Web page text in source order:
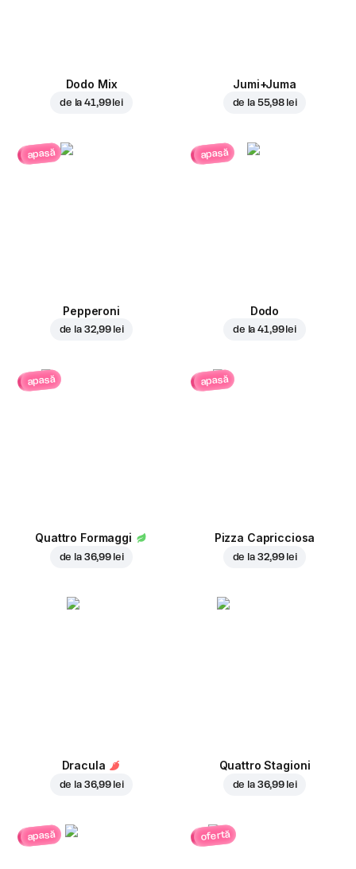
Dodo Mix
de la41,99 lei
Jumi+Juma
de la 55,98 lei
apasă
Pepperoni
de la 32,99 lei
apasă
Dodo
de la41,99 lei
apasă
Quattro Formaggi
de la 36,99 lei
apasă
Pizza Capricciosa
de la 32,99 lei
Dracula
de la 36,99 lei
Quattro Stagioni
de la 36,99 lei
apasă ofertă